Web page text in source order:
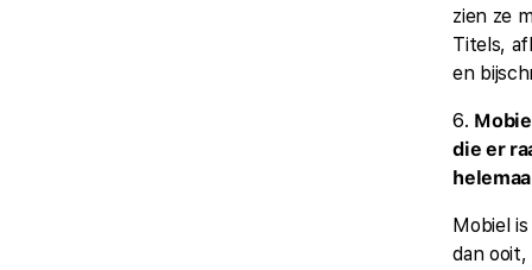
zien ze
Titels,
en
6.
die er
Mobiel
dan